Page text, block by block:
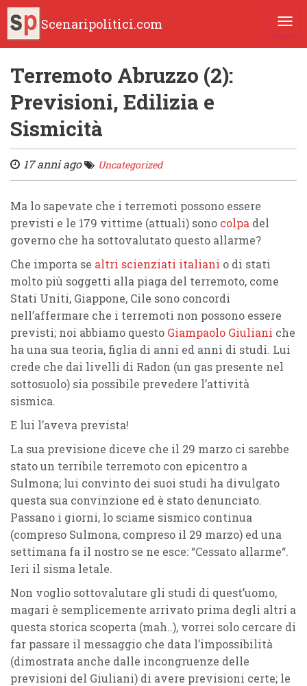
Scenaripolitici.com
Terremoto Abruzzo (2):
Previsioni, Edilizia e
Sismicità
17 anni ago Uncategorized
Ma lo sapevate che i terremoti possono essere
previsti e le 179 vittime (attuali) sono colpa del
governo che ha sottovalutato questo allarme?
Che importa se altri scienziati italiani o di stati
molto più soggetti alla piaga del terremoto, come
Stati Uniti, Giappone, Cile sono concordi
nell’affermare che i terremoti non possono essere
previsti; noi abbiamo questo Giampaolo Giuliani che
ha una sua teoria, figlia di anni ed anni di studi. Lui
crede che dai livelli di Radon (un gas presente nel
sottosuolo) sia possibile prevedere l’attività
sismica.
E lui l’aveva prevista!
La sua previsione diceve che il 29 marzo ci sarebbe
stato un terribile terremoto con epicentro a
Sulmona; lui convinto dei suoi studi ha divulgato
questa sua convinzione ed è stato denunciato.
Passano i giorni, lo sciame sismico continua
(compreso Sulmona, compreso il 29 marzo) ed una
settimana fa il nostro se ne esce: “Cessato allarme“.
Ieri il sisma letale.
Non voglio sottovalutare gli studi di quest’uomo,
magari è semplicemente arrivato prima degli altri a
questa storica scoperta (mah..), vorrei solo cercare di
far passare il messaggio che data l’impossibilità
(dimostrata anche dalle incongruenze delle
previsioni del Giuliani) di avere previsioni certe; le